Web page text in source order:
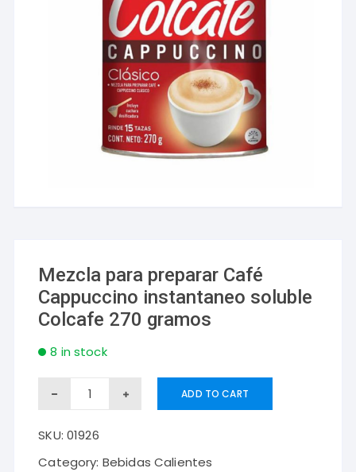
Mezcla para preparar Café
Cappuccino instantaneo soluble
Colcafe 270 gramos
8 in stock
Mezcla
preparar
Café
ADD TO CART
SKU: 01926
Category: Bebidas Calientes